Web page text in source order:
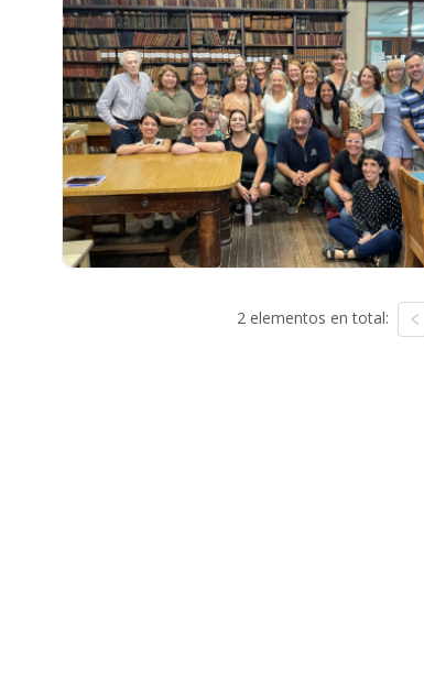
2 elementos en total: